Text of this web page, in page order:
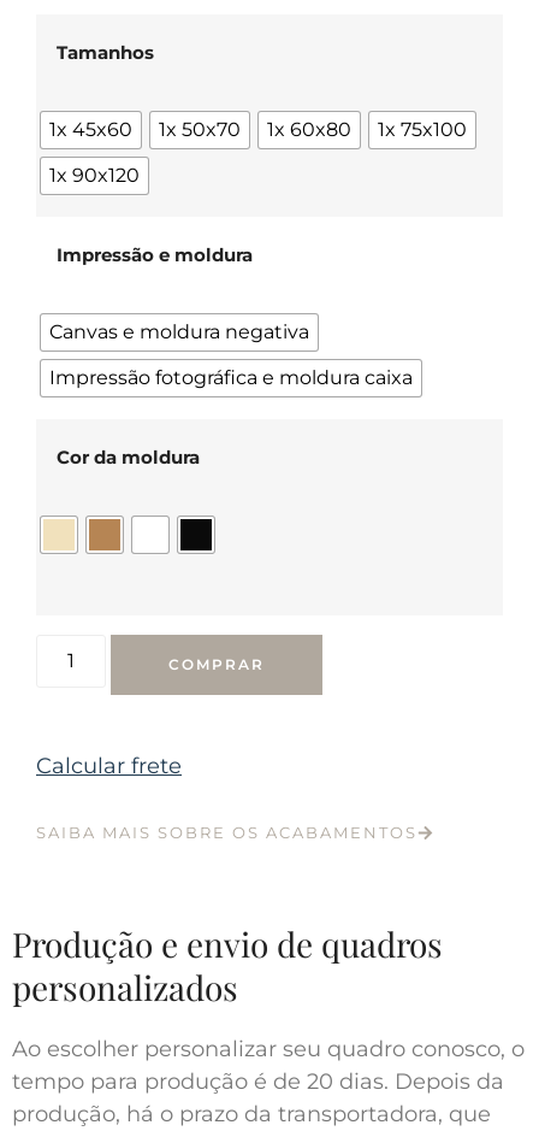
Tamanhos
1x 45x60 1x 50x70 1x 60x80
1x 75x100
1x 90x120
Impressão e moldura
Canvas e moldura negativa
Impressão fotográfica e moldura caixa
Cor da moldura
COMPRAR
Calcular frete
SAIBA MAIS SOBRE OS ACABAMENTOS
Produção e envio de quadros
personalizados
Ao escolher personalizar seu quadro conosco, o
tempo para produção é de 20 dias. Depois da
produção, há o prazo da transportadora, que